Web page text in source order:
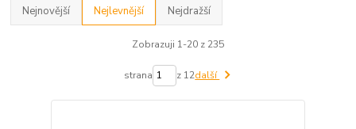
Nejnovější Nejlevnější Nejdražší
Zobrazuji 1-20 z 235
strana z 12další